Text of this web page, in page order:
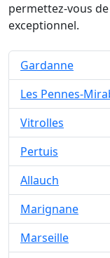
permettez-vous
exceptionnel.
Gardanne
Les Pennes-
Vitrolles
Pertuis
Allauch
Marignane
Marseille